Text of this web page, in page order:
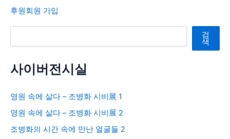
후원회원 가입
검색 검
색
사이버전시실
영원 속에 살다 – 조병화 시비展 1
영원 속에 살다 – 조병화 시비展 2
조병화의 시간 속에 만난 얼굴들 2